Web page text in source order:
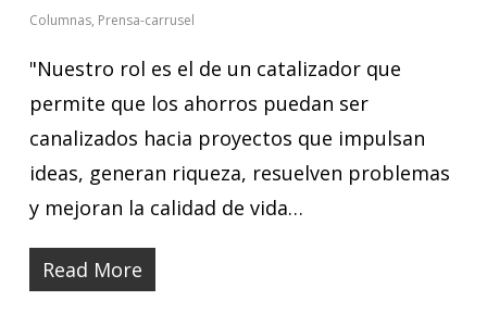
Columnas, Prensa-carrusel
"Nuestro rol es el de un catalizador que
permite que los ahorros puedan ser
canalizados hacia proyectos que impulsan
ideas, generan riqueza, resuelven problemas
y mejoran la calidad de vida…
Read More